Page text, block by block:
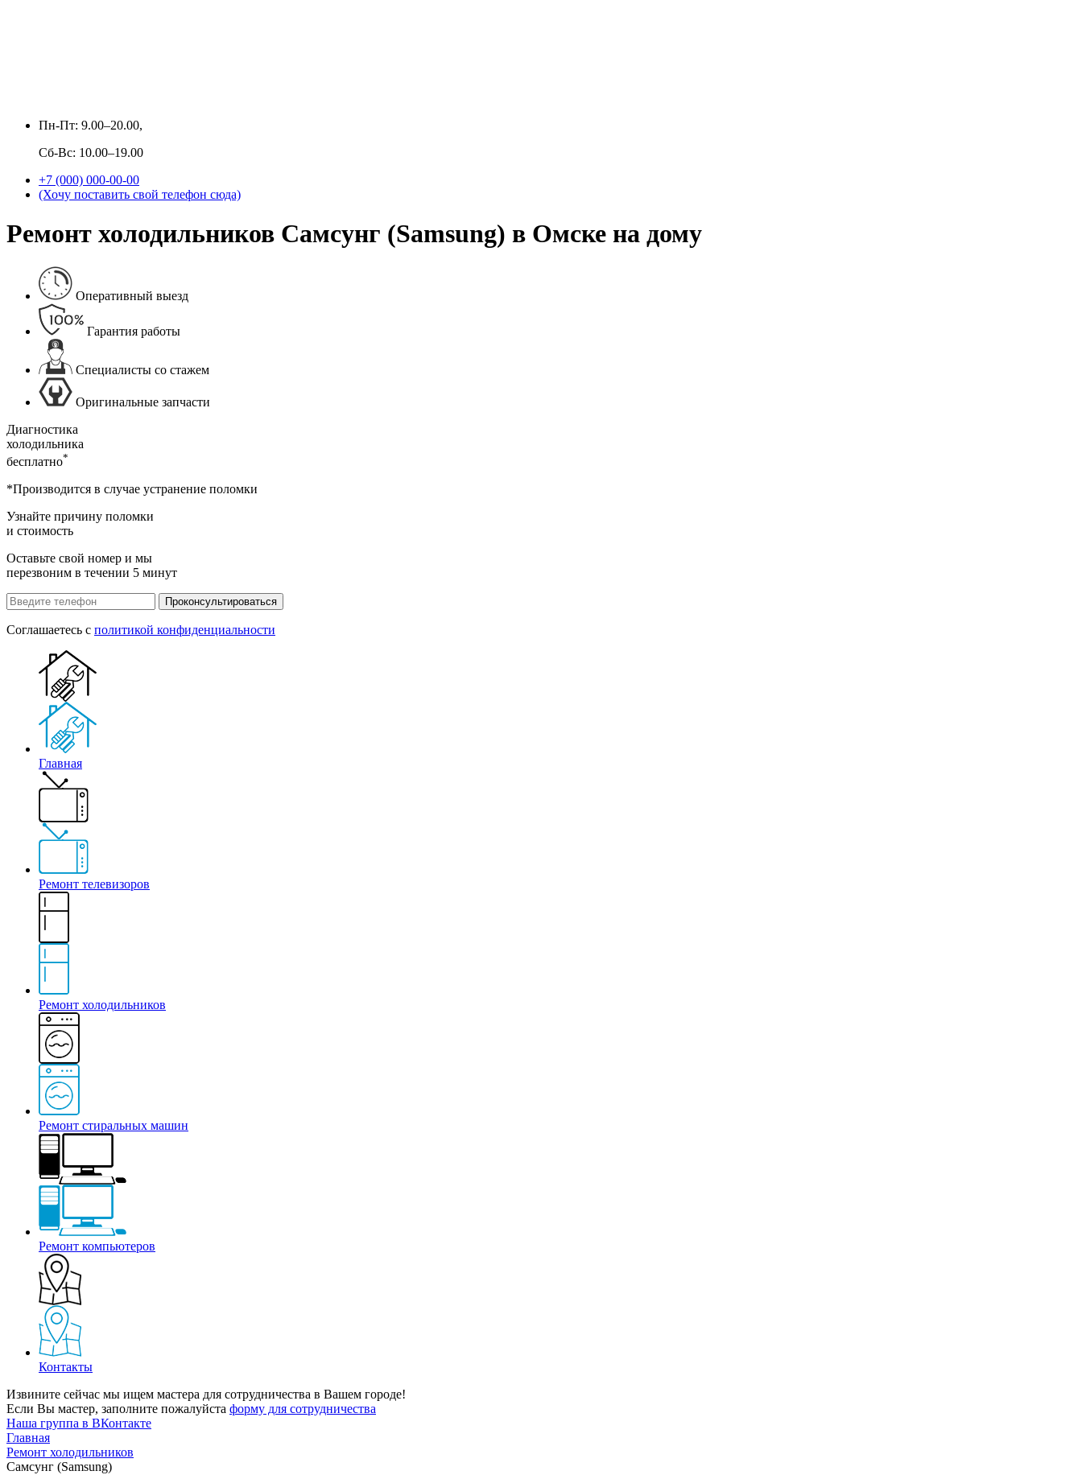
Пн-Пт: 9.00–20.00,
Сб-Вс: 10.00–19.00
+7 (000) 000-00-00
(Хочу поставить свой телефон сюда)
Ремонт холодильников Самсунг (Samsung) в Омске на дому
Оперативный выезд
Гарантия работы
Специалисты со стажем
Оригинальные запчасти
Диагностика
холодильника
бесплатно*
*Производится в случае устранение поломки
Узнайте причину поломки
и стоимость
Оставьте свой номер и мы
перезвоним в течении 5 минут
Проконсультироваться
Соглашаетесь с политикой конфиденциальности
Главная
Ремонт телевизоров
Ремонт холодильников
Ремонт стиральных машин
Ремонт компьютеров
Контакты
Извините сейчас мы ищем мастера для сотрудничества в Вашем городе!
Если Вы мастер, заполните пожалуйста форму для сотрудничества
Наша группа в ВКонтакте
Главная
Ремонт холодильников
Самсунг (Samsung)